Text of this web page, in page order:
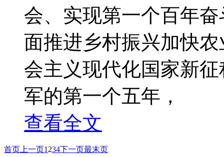
会、实现第一个百年
面推进乡村振兴加快
会主义现代化国家新
军的第一个五年，
查看全文
首页上一页 1234 下一页最末页